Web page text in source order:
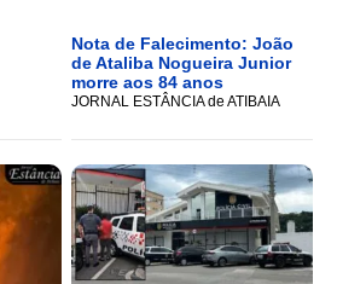
Nota de Falecimento: João
de Ataliba Nogueira Junior
morre aos 84 anos
JORNAL ESTÂNCIA de ATIBAIA